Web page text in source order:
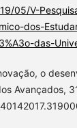
05/V-
dos-
das-
o
Avançados,